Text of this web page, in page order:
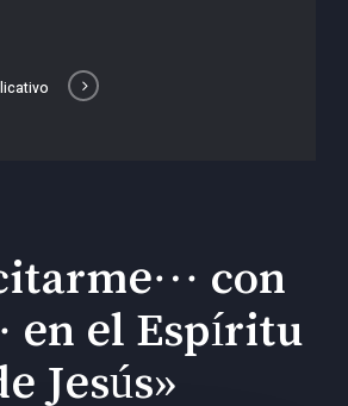
con
el Espíritu
Jesús»